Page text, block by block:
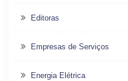
Editoras
Empresas de Serviços
Energia Elétrica